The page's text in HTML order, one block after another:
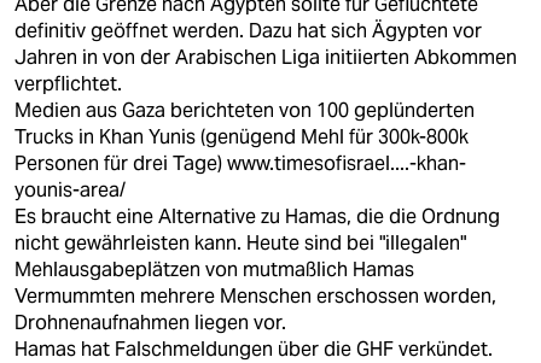
definitiv geöffnet werden. Dazu hat sich Ägypten vor
Jahren in von der Arabischen Liga initiierten Abkommen
verpflichtet.
Medien aus Gaza berichteten von 100 geplünderten
Trucks in Khan Yunis (genügend Mehl für 300k-800k
Personen für drei Tage)www.timesofisrael....-khan-
younis-area/
Es braucht eine Alternative zu Hamas, die die Ordnung
nicht gewährleisten kann. Heute sind bei "illegalen"
Mehlausgabeplätzen von mutmaßlich Hamas
Vermummten mehrere Menschen erschossen worden,
Drohnenaufnahmen liegen vor.
Hamas hat Falschmeldungen über die GHF verkündet.